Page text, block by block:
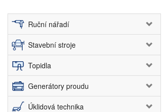
Ruční nářadí
Stavební stroje
Topidla
Generátory proudu
Úklidová technika